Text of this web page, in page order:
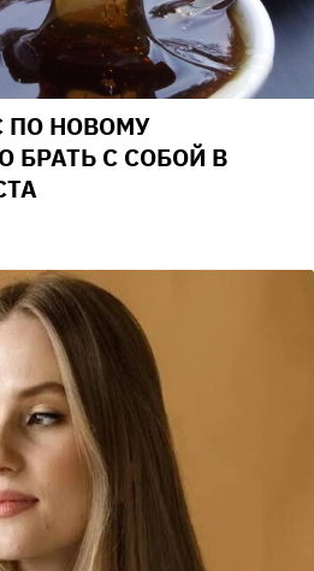
ПО НОВОМУ
БРАТЬ С СОБОЙ В